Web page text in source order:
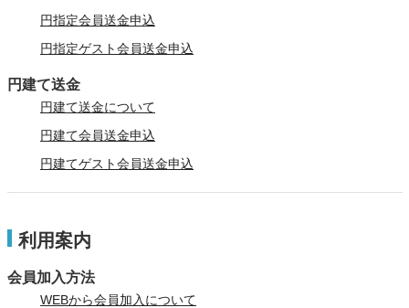
円指定会員送金申込
円指定ゲスト会員送金申込
円建て送金
円建て送金について
円建て会員送金申込
円建てゲスト会員送金申込
利用案内
会員加入方法
WEBから会員加入について